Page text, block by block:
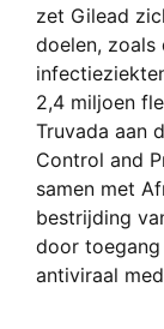
zet Gilead
doelen, zoals
2,4 miljoen
Truvada aan
Control and
samen met
bestrijding
door
antiviraal